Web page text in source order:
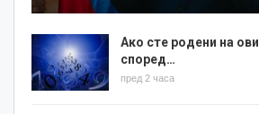
Ако сте родени на
според…
пред 2 часа